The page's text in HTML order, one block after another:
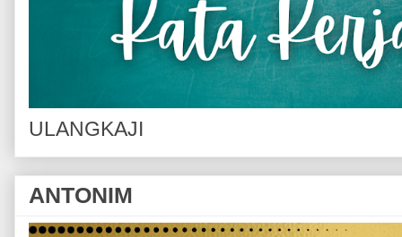
ULANGKAJI
ANTONIM